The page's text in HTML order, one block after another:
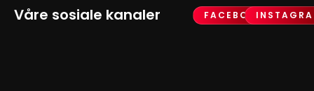
Våre sosiale kanaler FACEBOOK